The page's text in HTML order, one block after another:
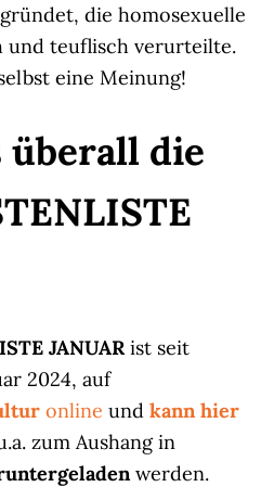
die homosexuelle
und teuflisch verurteilte.
eine Meinung!
überall die
JANUARist seit
2024, auf
onlineundkann hier
zum Aushang in
werden.